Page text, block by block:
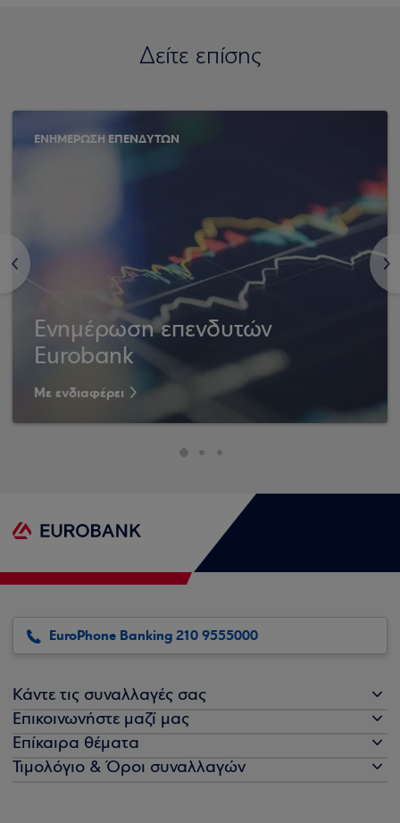
Δείτε επίσης
<
ΕΝΗΜΕΡΩΣΗ ΕΠΕΝΔΥΤΩΝ
Ενημέρωση επενδυτών
Eurobank
Με ενδιαφέρει
>
EuroPhone Banking 210 9555000
Κάντε τις συναλλαγές σας
Επικοινωνήστε μαζί μας
Επίκαιρα θέματα
Τιμολόγιο & Όροι συναλλαγών